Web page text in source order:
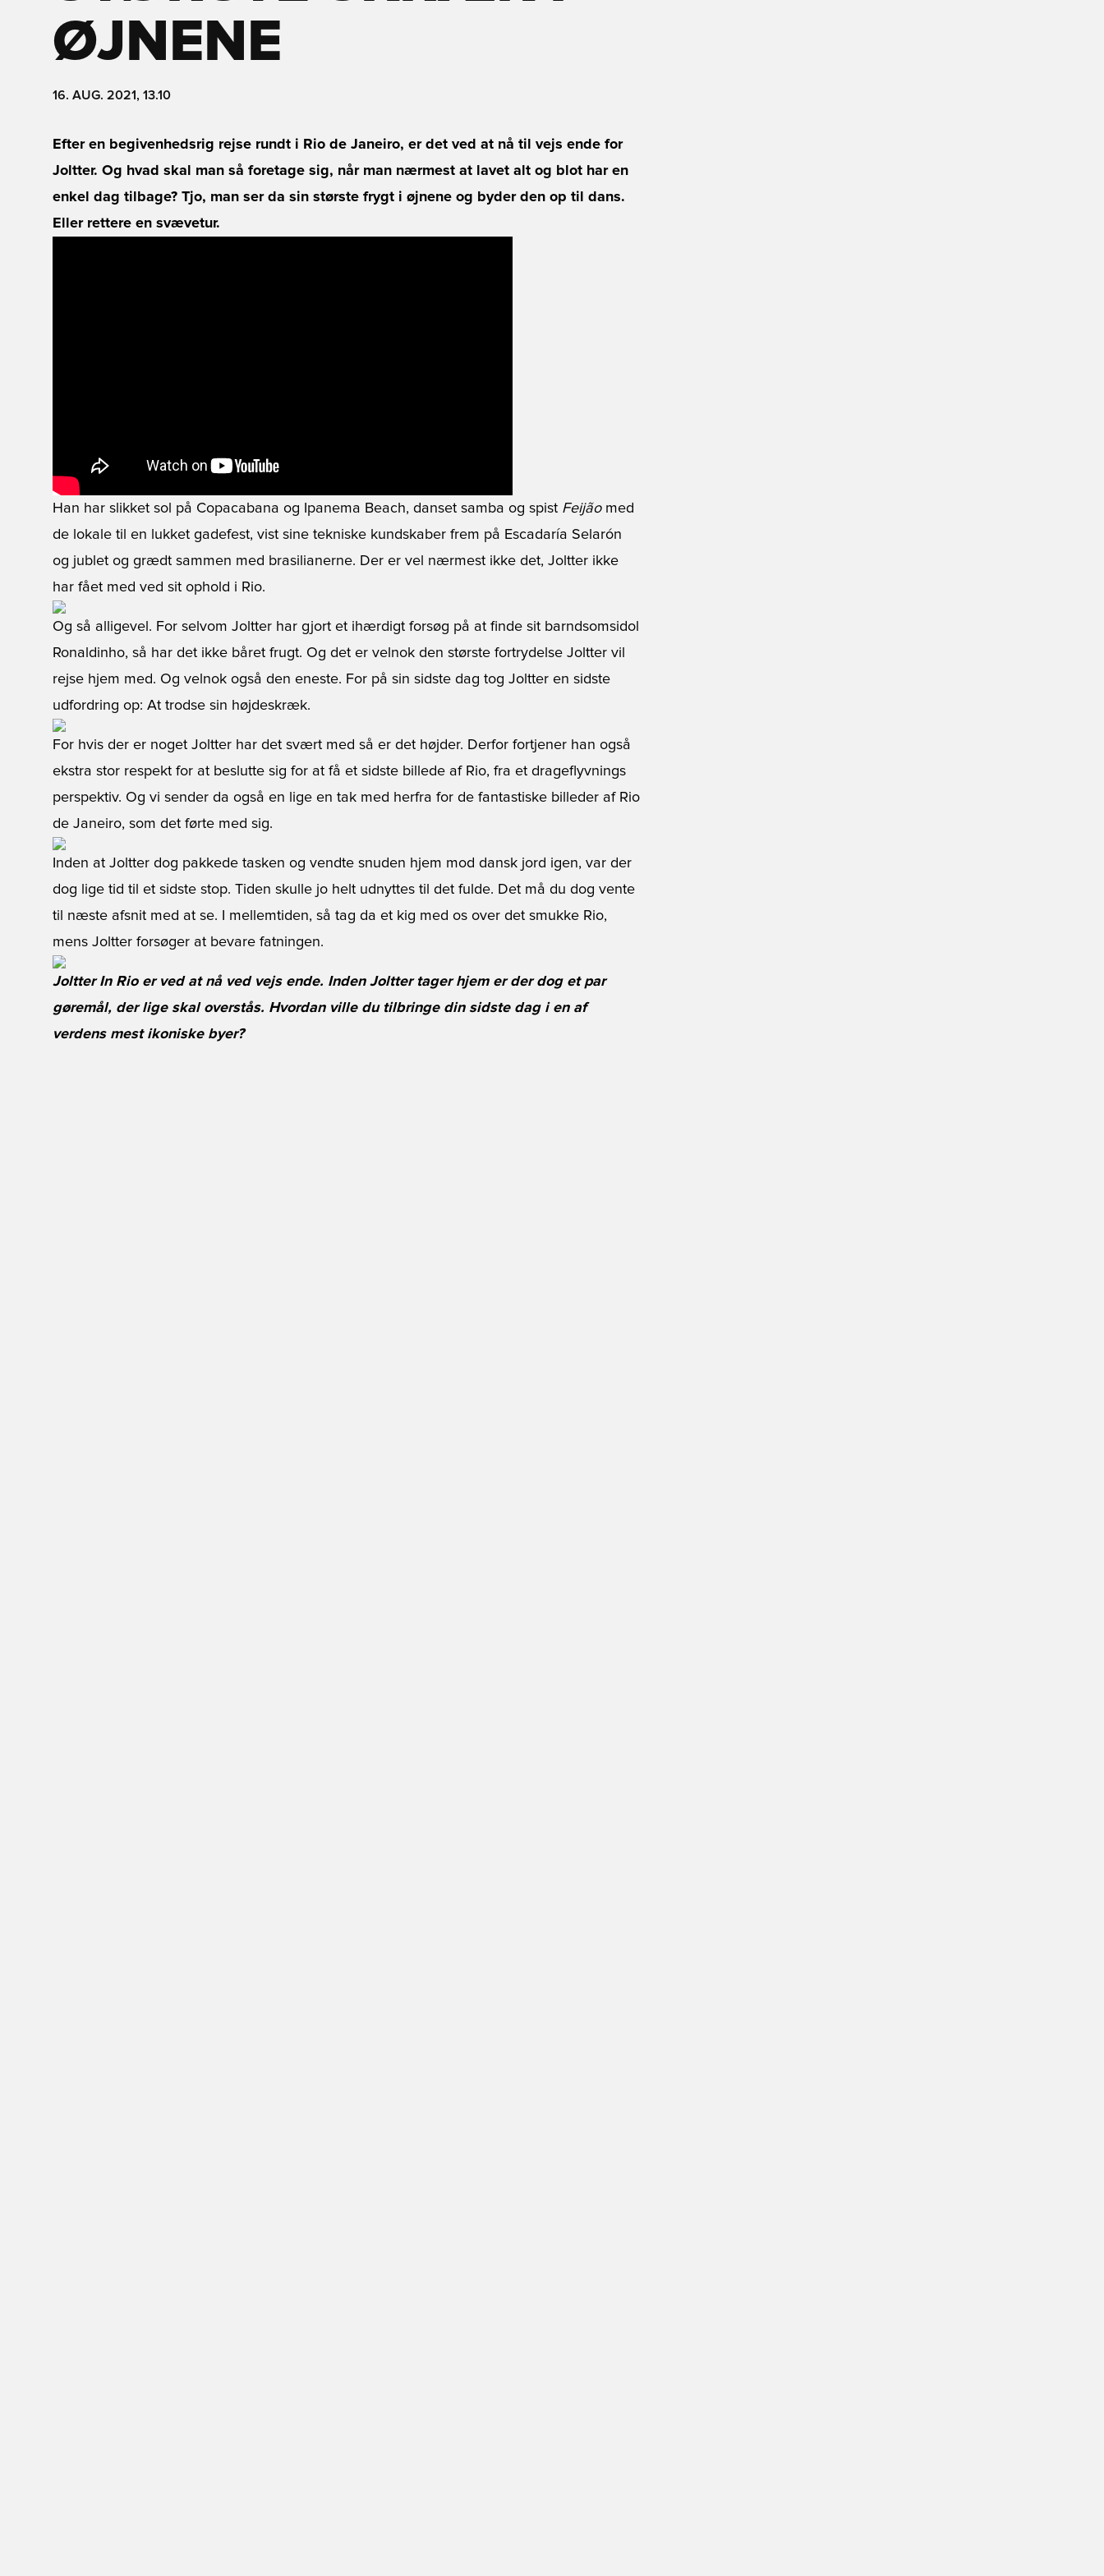
ØJNENE
16. AUG. 2021, 13.10
Efter en begivenhedsrig rejse rundt i Rio de Janeiro, er det ved at nå til vejs ende for
Joltter. Og hvad skal man så foretage sig, når man nærmest at lavet alt og blot har en
enkel dag tilbage? Tjo, man ser da sin største frygt i øjnene og byder den op til dans.
Eller rettere en svævetur.
Han har slikket sol på Copacabana og Ipanema Beach, danset samba og spist Feijãomed
de lokale til en lukket gadefest, vist sine tekniske kundskaber frem på Escadaría Selarón
og jublet og grædt sammen med brasilianerne. Der er vel nærmest ikke det, Joltter ikke
har fået med ved sit ophold i Rio.
Og så alligevel. For selvom Joltter har gjort et ihærdigt forsøg på at finde sit barndsomsidol
Ronaldinho, så har det ikke båret frugt. Og det er velnok den største fortrydelse Joltter vil
rejse hjem med. Og velnok også den eneste. For på sin sidste dag tog Joltter en sidste
udfordring op: At trodse sin højdeskræk.
For hvis der er noget Joltter har det svært med så er det højder. Derfor fortjener han også
ekstra stor respekt for at beslutte sig for at få et sidste billede af Rio, fra et drageflyvnings
perspektiv. Og vi sender da også en lige en tak med herfra for de fantastiske billeder af Rio
de Janeiro, som det førte med sig.
Inden at Joltter dog pakkede tasken og vendte snuden hjem mod dansk jord igen, var der
dog lige tid til et sidste stop. Tiden skulle jo helt udnyttes til det fulde. Det må du dog vente
til næste afsnit med at se. I mellemtiden, så tag da et kig med os over det smukke Rio,
mens Joltter forsøger at bevare fatningen.
Joltter In Rio er ved at nå ved vejs ende. Inden Joltter tager hjem er der dog et par
gøremål, der lige skal overstås. Hvordan ville du tilbringe din sidste dag i en af
verdens mest ikoniske byer?